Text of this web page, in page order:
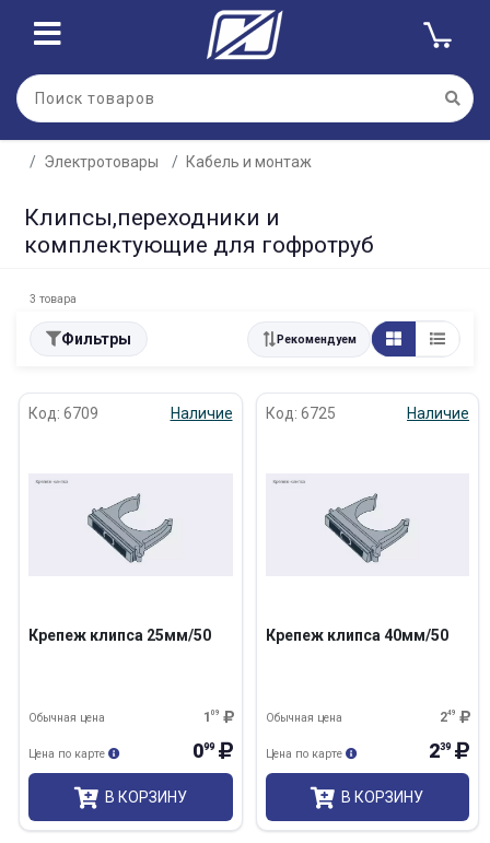
Электротовары Кабель и монтаж
Клипсы,переходники и
комплектующие для гофротруб
3 товара
Фильтры Рекомендуем
Код: 6709 Наличие
Крепеж клипса 25мм/50
1 09
Обычная цена
099
Цена по карте
В КОРЗИНУ
Код: 6725 Наличие
Крепеж клипса 40мм/50
249
Обычная цена
239
Цена по карте
В КОРЗИНУ